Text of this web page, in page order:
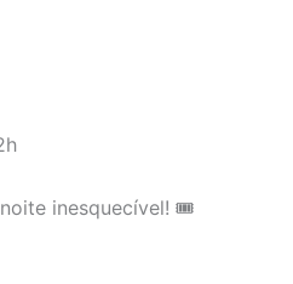
inesquecível! 🎟️